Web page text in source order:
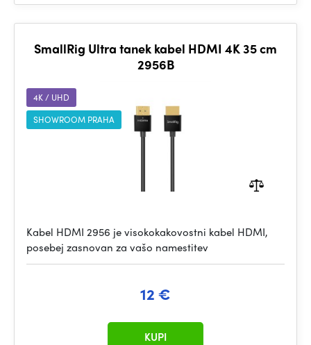
SmallRig Ultra tanek kabel HDMI 4K 35 cm
2956B
4K / UHD
SHOWROOM PRAHA
Kabel HDMI 2956 je visokokakovostni kabel HDMI,
posebej zasnovan za vašo namestitev
12 €
KUPI